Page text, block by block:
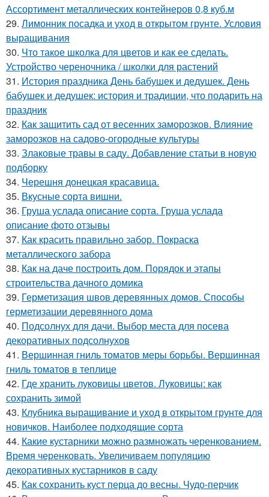
Ассортимент металлических контейнеров 0,8 куб.м
29. Лимонник посадка и уход в открытом грунте. Условия
выращивания
30. Что такое школка для цветов и как ее сделать.
Устройство череночника / школки для растений
31. История праздника День бабушек и дедушек. День
бабушек и дедушек: история и традиции, что подарить на
праздник
32. Как защитить сад от весенних заморозков. Влияние
заморозков на садово-огородные культуры
33. Злаковые травы в саду. Добавление статьи в новую
подборку
34. Черешня донецкая красавица.
35. Вкусные сорта вишни.
36. Груша услада описание сорта. Груша услада
описание фото отзывы
37. Как красить правильно забор. Покраска
металлического забора
38. Как на даче построить дом. Порядок и этапы
строительства дачного домика
39. Герметизация швов деревянных домов. Способы
герметизации деревянного дома
40. Подсолнух для дачи. Выбор места для посева
декоративных подсолнухов
41. Вершинная гниль томатов меры борьбы. Вершинная
гниль томатов в теплице
42. Где хранить луковицы цветов. Луковицы: как
сохранить зимой
43. Клубника выращивание и уход в открытом грунте для
новичков. Наиболее подходящие сорта
44. Какие кустарники можно размножать черенкованием.
Время черенковать. Увеличиваем популяцию
декоративных кустарников в саду
45. Как сохранить куст перца до весны. Чудо-перчик